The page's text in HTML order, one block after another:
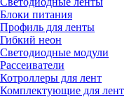
Блоки питания
Профиль для ленты
Гибкий неон
Светодиодные модули
Рассеиватели
Котроллеры для лент
Комплектующие для лент